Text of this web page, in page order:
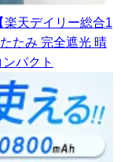
天デイリー総合1
たみ 完全遮光 晴
パクト